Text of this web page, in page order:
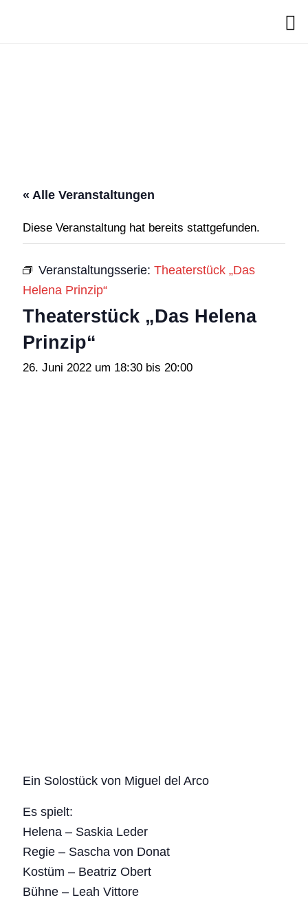
Search
« Alle Veranstaltungen
Diese Veranstaltung hat bereits stattgefunden.
Veranstaltungsserie:Theaterstück „Das
Helena Prinzip“
Theaterstück „Das Helena
Prinzip“
26. Juni 2022 um 18:30 bis 20:00
Ein Solostück von Miguel del Arco
Es spielt:
Helena – Saskia Leder
Regie – Sascha von Donat
Kostüm – Beatriz Obert
Bühne – Leah Vittore